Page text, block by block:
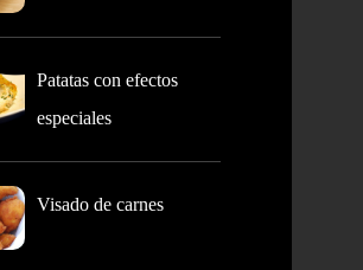
Patatas con efectos
especiales
Visado de carnes